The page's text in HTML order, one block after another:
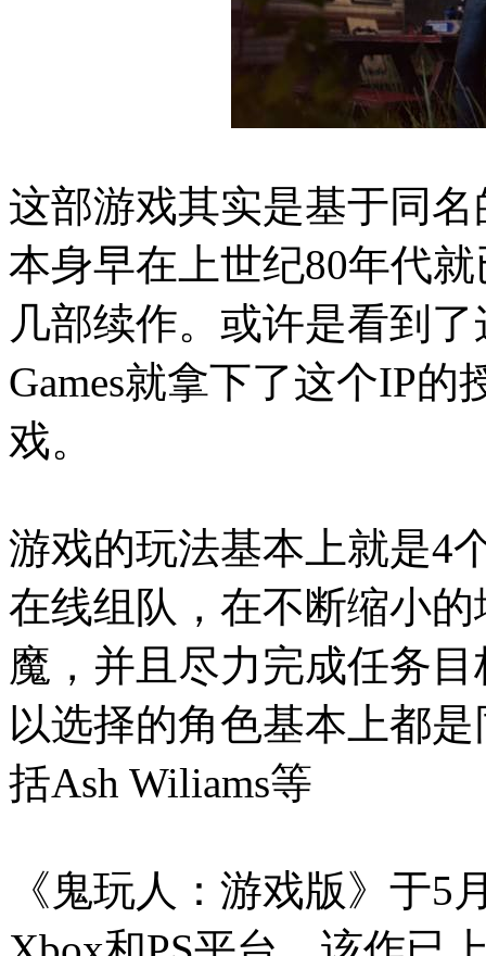
这部游戏其实是基于同
本身早在上世纪80年代
几部续作。或许是看到了
Games就拿下了这个IP
戏。
游戏的玩法基本上就是4
在线组队，在不断缩小
魔，并且尽力完成任务
以选择的角色基本上都
括Ash Wiliams等
《鬼玩人：游戏版》于5